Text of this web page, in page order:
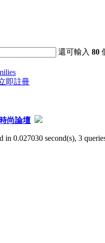
還可輸入80
即註冊
尚論壇
in 0.027030 second(s), 3